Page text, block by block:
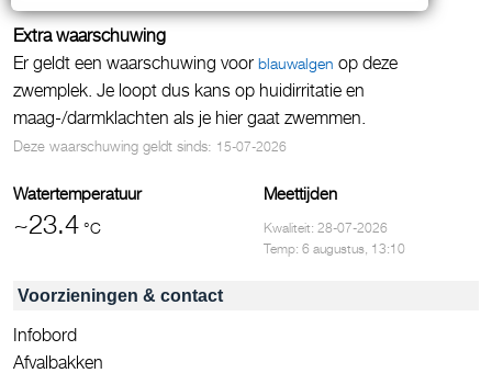
Extra waarschuwing
Er geldt een waarschuwing voor blauwalgen op deze
zwemplek. Je loopt dus kans op huidirritatie en
maag-/darmklachten als je hier gaat zwemmen.
Deze waarschuwing geldt sinds: 15-07-2026
Watertemperatuur
~23.4 °C
Meettijden
Kwaliteit: 28-07-2026
Temp: 6 augustus, 13:10
Voorzieningen & contact
Infobord
Afvalbakken